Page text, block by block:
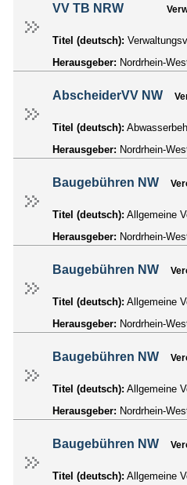
VV TB NRW
Titel (deutsch):
Herausgeber: Nordrhein-
AbscheiderVV NW
Titel (deutsch):
Herausgeber: Nordrhein-
Baugebühren NW
Titel (deutsch): Allgemeine
Herausgeber: Nordrhein-
Baugebühren NW
Titel (deutsch): Allgemeine
Herausgeber: Nordrhein-
Baugebühren NW
Titel (deutsch): Allgemeine
Herausgeber: Nordrhein-
Baugebühren NW
Titel (deutsch): Allgemeine